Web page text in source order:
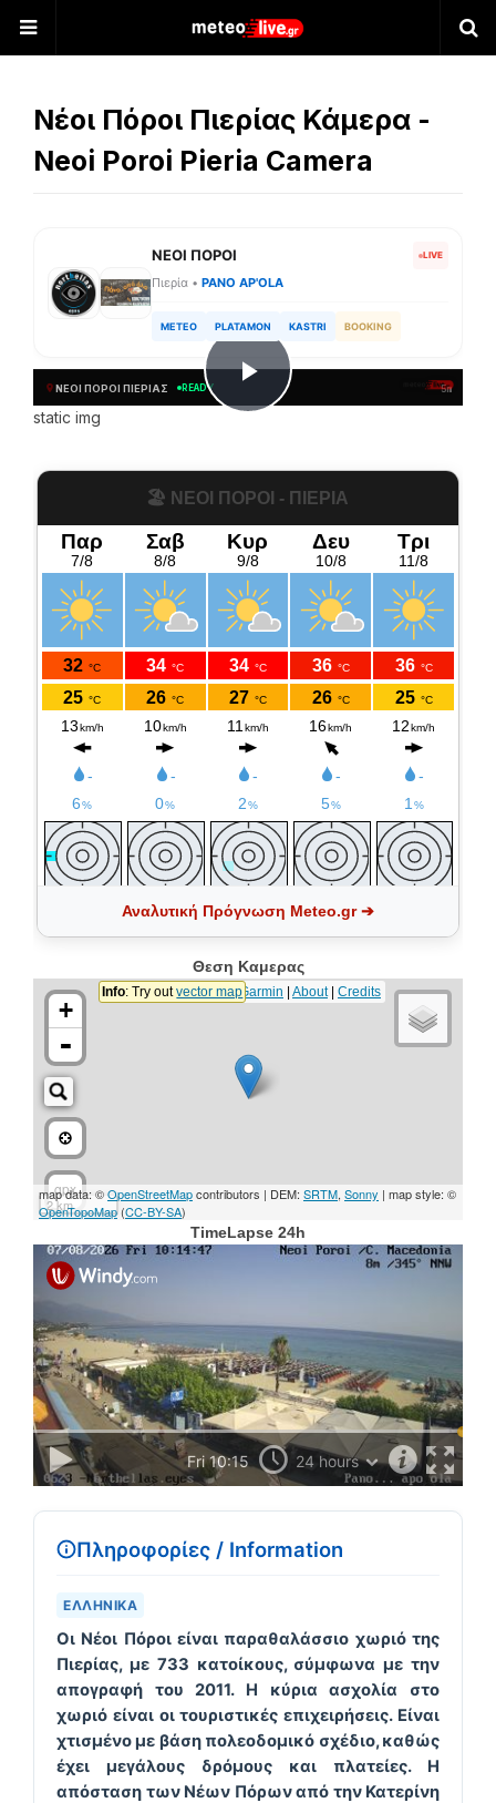
Νέοι Πόροι Πιερίας Κάμερα -
Neoi Poroi Pieria Camera
ΝΕΟΙ ΠΟΡΟΙ LIVE
Πιερία • PANO AP'OLA
METEO PLATAMON KASTRI BOOKING
P
l
a
y
V
i
d
ΝΈΟΙ ΠΌΡΟΙ ΠΙΕΡΊΑΣ READY 5m
static img
🏖️ ΝΕΟΙ ΠΟΡΟΙ - ΠΙΕΡΙΑ
Αναλυτική Πρόγνωση Meteo.gr ➔
Θεση Καμερας
TimeLapse 24h
Πληροφορίες / Information
ΕΛΛΗΝΙΚΆ
Οι Νέοι Πόροιείναι παραθαλάσσιο χωριό της
Πιερίας, με 733 κατοίκους, σύμφωνα με την
απογραφή του 2011. Η κύρια ασχολία στο
χωριό είναι οι τουριστικές επιχειρήσεις. Είναι
χτισμένο με βάση πολεοδομικό σχέδιο, καθώς
έχει μεγάλους δρόμους και πλατείες. Η
απόσταση των Νέων Πόρων από την Κατερίνη